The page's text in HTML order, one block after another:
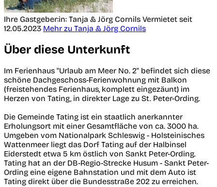
Ihre Gastgeber:in: Tanja & Jörg Cornils Vermietet seit
12.05.2023 Mehr zu Tanja & Jörg Cornils
Über diese Unterkunft
Im Ferienhaus "Urlaub am Meer No. 2" befindet sich diese
schöne Dachgeschoss-Ferienwohnung mit Balkon
(freistehendes Ferienhaus, komplett eingezäunt) im
Herzen von Tating, in direkter Lage zu St. Peter-Ording.
Die Gemeinde Tating ist ein staatlich anerkannter
Erholungsort mit einer Gesamtfläche von ca. 3000 ha.
Umgeben vom Nationalpark Schleswig - Holsteinisches
Wattenmeer liegt das Dorf Tating auf der Halbinsel
Eiderstedt etwa 5 km östlich von Sankt Peter-Ording.
Tating hat an der DB-Regio-Strecke Husum - Sankt Peter-
Ording eine eigene Bahnstation und mit dem Auto ist
Tating direkt über die Bundesstraße 202 zu erreichen.